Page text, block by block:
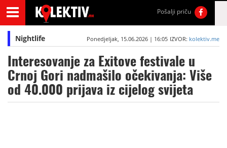
Pošalji priču
Nightlife Ponedjeljak, 15.06.2026 | 16:05 IZVOR: kolektiv.me
Interesovanje za Exitove festivale u
Crnoj Gori nadmašilo očekivanja: Više
od 40.000 prijava iz cijelog svijeta